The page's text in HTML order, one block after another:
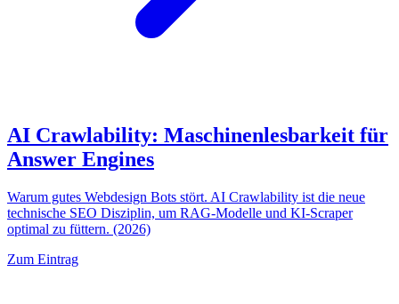
AI Crawlability: Maschinenlesbarkeit für
Answer Engines
Warum gutes Webdesign Bots stört. AI Crawlability ist die neue
technische SEO Disziplin, um RAG-Modelle und KI-Scraper
optimal zu füttern. (2026)
Zum Eintrag